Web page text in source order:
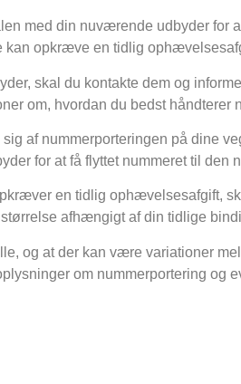
med din nuværende udbyder for
opkræve en tidlig
skal du kontakte dem og
om, hvordan du bedst håndterer
af nummerporteringen på dine
for at få flyttet nummeret til den
en tidlig ophævelsesafgift,
afhængigt af din tidlige
og at der kan være variationer
om nummerportering og